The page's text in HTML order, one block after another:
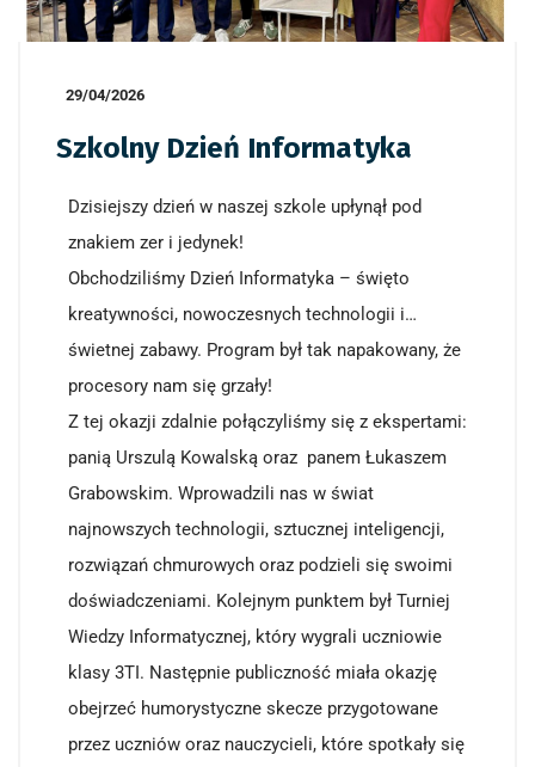
29/04/2026
Szkolny Dzień Informatyka
Dzisiejszy dzień w naszej szkole upłynął pod
znakiem zer i jedynek!
Obchodziliśmy Dzień Informatyka – święto
kreatywności, nowoczesnych technologii i…
świetnej zabawy. Program był tak napakowany, że
procesory nam się grzały!
Z tej okazji zdalnie połączyliśmy się z ekspertami:
panią Urszulą Kowalską oraz panem Łukaszem
Grabowskim. Wprowadzili nas w świat
najnowszych technologii, sztucznej inteligencji,
rozwiązań chmurowych oraz podzieli się swoimi
doświadczeniami. Kolejnym punktem był Turniej
Wiedzy Informatycznej, który wygrali uczniowie
klasy 3TI. Następnie publiczność miała okazję
obejrzeć humorystyczne skecze przygotowane
przez uczniów oraz nauczycieli, które spotkały się